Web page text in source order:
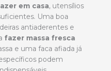
em casa, utensílios
Uma boa
antiaderentes e
fazer massa fresca
e uma faca afiada já
podem